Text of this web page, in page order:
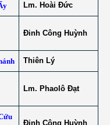
Lm. Hoài Đức
Đinh Công Huỳnh
Thiên Lý
Lm. Phaolô Đạt
Đinh Công Huỳnh